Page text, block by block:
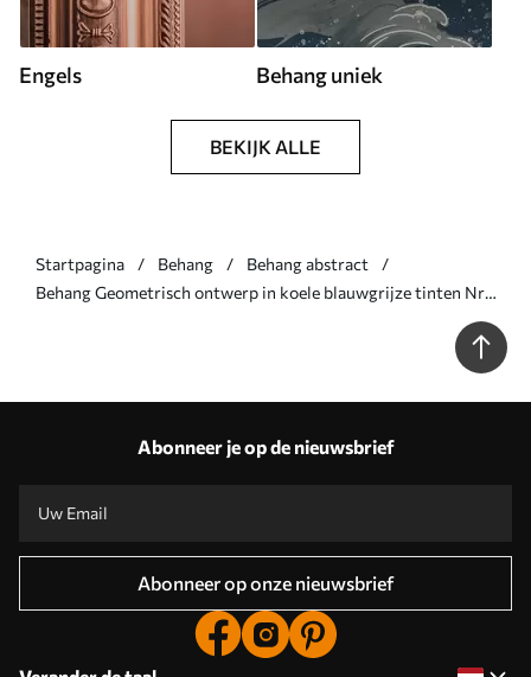
Engels Behang uniek
BEKIJK ALLE
Startpagina Behang
Behang abstract
Behang Geometrisch ontwerp in koele blauwgrijze tinten Nr.
Abonneer je op de nieuwsbrief
Abonneer op onze nieuwsbrief